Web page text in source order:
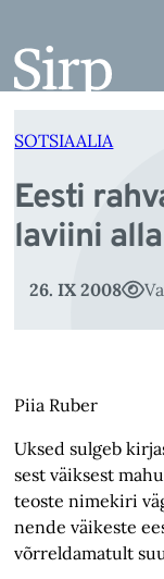
juurde
SOTSIAALIA
Eesti
laviini
26. IX 2008
Piia Ruber
Uksed sulgeb
sest väiksest
teoste nimekiri
nende väikeste
võrreldamatult